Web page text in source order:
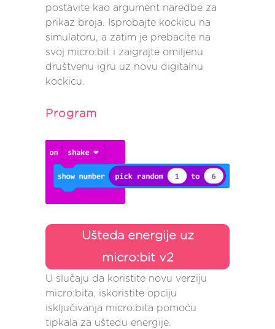
postavite kao argument naredbe za
prikaz broja. Isprobajte kockicu na
simulatoru, a zatim je prebacite na
svoj micro:bit i zaigrajte omiljenu
društvenu igru uz novu digitalnu
kockicu.
Program
Ušteda energije uz
micro:bit v2
U slučaju da koristite novu verziju
micro:bita, iskoristite opciju
isključivanja micro:bita pomoću
tipkala za uštedu energije.